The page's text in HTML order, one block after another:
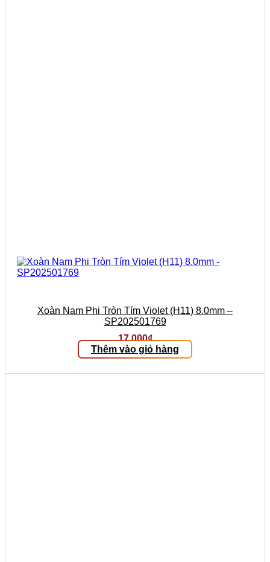
Xoàn Nam Phi Tròn Tím Violet (H11) 8.0mm –
SP202501769
17.000₫
Thêm vào giỏ hàng